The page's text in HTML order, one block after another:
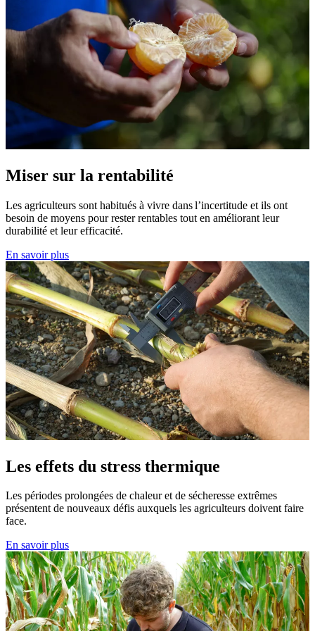
Miser sur la rentabilité
Les agriculteurs sont habitués à vivre dans l’incertitude et ils ont
besoin de moyens pour rester rentables tout en améliorant leur
durabilité et leur efficacité.
En savoir plus
Les effets du stress thermique
Les périodes prolongées de chaleur et de sécheresse extrêmes
présentent de nouveaux défis auxquels les agriculteurs doivent faire
face.
En savoir plus